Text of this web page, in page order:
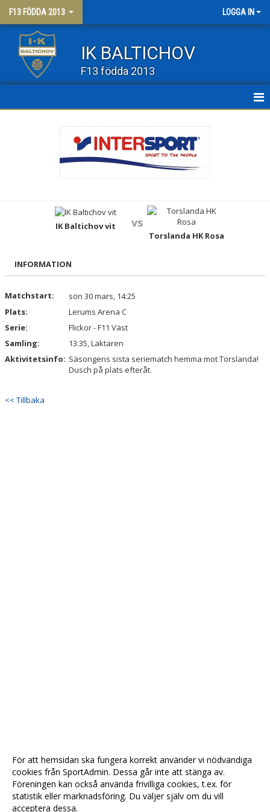
F13 FÖDDA 2013 LOGGA IN
IK BALTICHOV
F13 födda 2013
DOKUMENT
IK Baltichov vit vs
Torslanda HK Rosa
INFORMATION
Matchstart:
sön 30 mars, 14:25
Plats:
Lerums Arena C
Serie:
Flickor - F11 Väst
Samling:
13:35, Läktaren
Aktivitetsinfo: Säsongens sista seriematch hemma mot Torslanda!
Dusch på plats efteråt.
<< Tillbaka
För att hemsidan ska fungera korrekt använder vi nödvändiga
cookies från SportAdmin. Dessa går inte att stänga av.
Föreningen kan också använda frivilliga cookies, t.ex. för
statistik eller marknadsföring. Du väljer själv om du vill
acceptera dessa.